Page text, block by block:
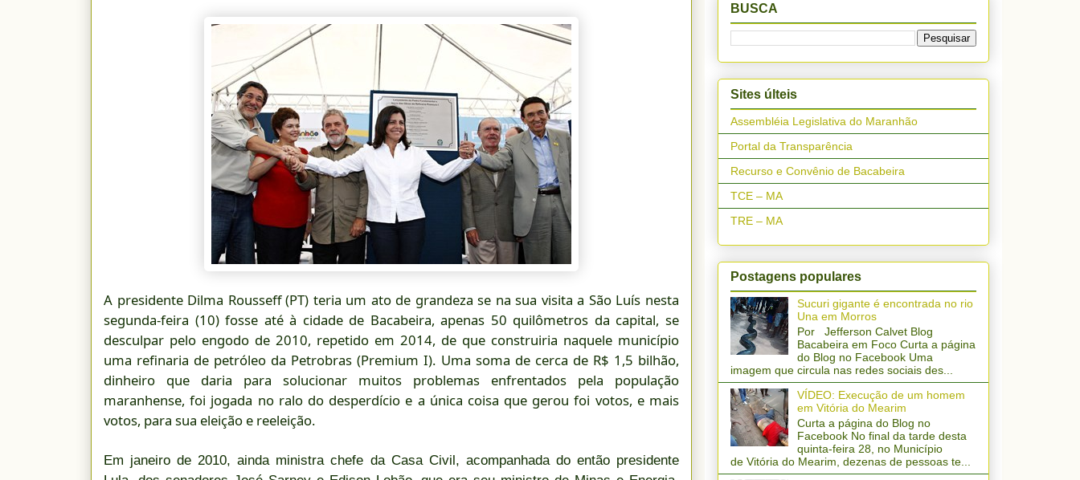
A presidente Dilma Rousseff (PT) teria um ato de grandeza se na sua visita a São Luís nesta
segunda-feira (10) fosse até à cidade de Bacabeira, apenas 50 quilômetros da capital, se
desculpar pelo engodo de 2010, repetido em 2014, de que construiria naquele município
uma refinaria de petróleo da Petrobras (Premium I). Uma soma de cerca de R$ 1,5 bilhão,
dinheiro que daria para solucionar muitos problemas enfrentados pela população
maranhense, foi jogada no ralo do desperdício e a única coisa que gerou foi votos, e mais
votos, para sua eleição e reeleição.
Em janeiro de 2010, ainda ministra chefe da Casa Civil, acompanhada do então presidente
BUSCA
Sites últeis
Assembléia Legislativa do Maranhão
Portal da Transparência
Recurso e Convênio de Bacabeira
TCE – MA
TRE – MA
Postagens populares
Sucuri gigante é encontrada no rio
Una em Morros
Por Jefferson Calvet Blog
Bacabeira em Foco Curta a página
do Blog no Facebook Uma
imagem que circula nas redes sociais des...
VÍDEO: Execução de um homem
em Vitória do Mearim
Curta a página do Blog no
Facebook No final da tarde desta
quinta-feira 28, no Município
de Vitória do Mearim, dezenas de pessoas te...